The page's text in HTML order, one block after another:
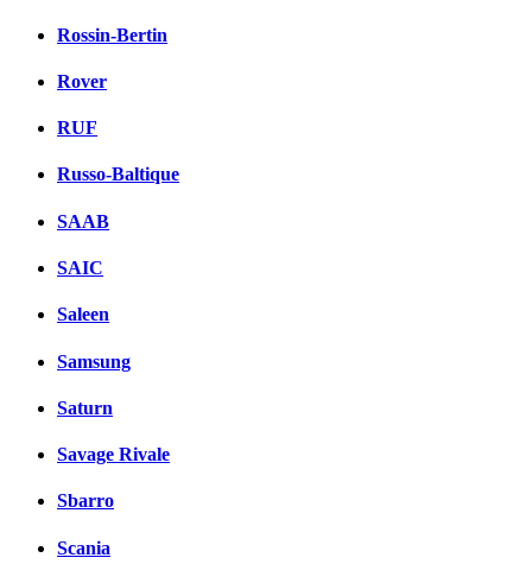
Rossin-Bertin
Rover
RUF
Russo-Baltique
SAAB
SAIC
Saleen
Samsung
Saturn
Savage Rivale
Sbarro
Scania